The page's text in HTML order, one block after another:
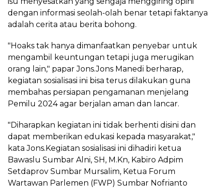
dengan informasi seolah-olah benar tetapi faktanya
adalah cerita atau berita bohong.
"Hoaks tak hanya dimanfaatkan penyebar untuk
mengambil keuntungan tetapi juga merugikan
orang lain," papar Jons.Jons Manedi berharap,
kegiatan sosialisasi ini bisa terus dilakukan guna
membahas persiapan pengamanan menjelang
Pemilu 2024 agar berjalan aman dan lancar.
"Diharapkan kegiatan ini tidak berhenti disini dan
dapat memberikan edukasi kepada masyarakat,"
kata Jons.Kegiatan sosialisasi ini dihadiri ketua
Bawaslu Sumbar Alni, SH, M.Kn, Kabiro Adpim
Setdaprov Sumbar Mursalim, Ketua Forum
Wartawan Parlemen (FWP) Sumbar Nofrianto